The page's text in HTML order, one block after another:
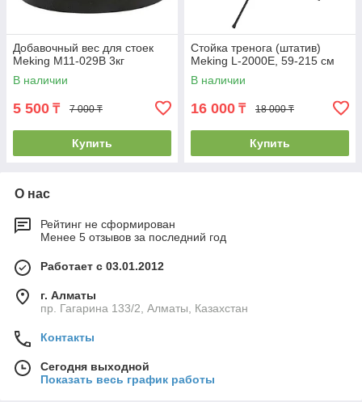
Добавочный вес для стоек
Meking M11-029B 3кг
В наличии
5 500 ₸ 7 000 ₸
Купить
Стойка тренога (штатив)
Meking L-2000E, 59-215 см
В наличии
16 000 ₸ 18 000 ₸
Купить
О нас
Рейтинг не сформирован
Менее 5 отзывов за последний год
Работает с 03.01.2012
г. Алматы
пр. Гагарина 133/2, Алматы, Казахстан
Контакты
Сегодня выходной
Показать весь график работы